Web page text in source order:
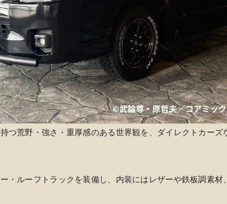
つ荒野・強さ・重厚感のある世界観を、ダイレクトカー
・ルーフトラックを装備し、内装にはレザーや鉄板調素